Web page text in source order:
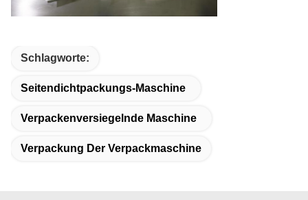
Schlagworte:
Seitendichtpackungs-Maschine
Verpackenversiegelnde Maschine
Verpackung Der Verpackmaschine